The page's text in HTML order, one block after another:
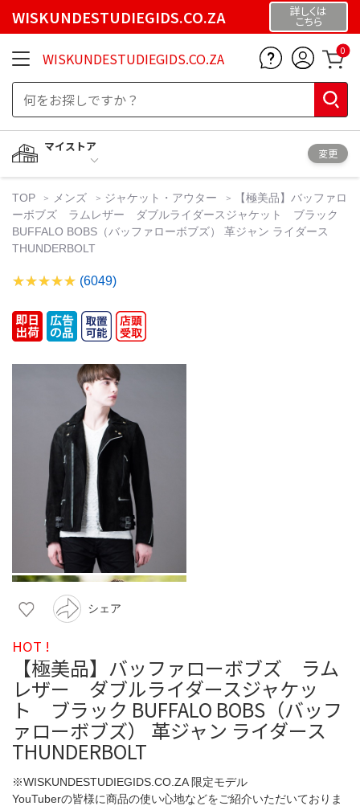
WISKUNDESTUDIEGIDS.CO.ZA 詳しくは
こちら
WISKUNDESTUDIEGIDS.CO.ZA 0
マイストア
変更
TOP メンズ ジャケット・アウター
【極美品】バッファロ
ーボブズ ラムレザー ダブルライダースジャケット ブラック
BUFFALO BOBS（バッファローボブズ） 革ジャン ライダース
THUNDERBOLT
(6049)
シェア
HOT !
【極美品】バッファローボブズ ラム
レザー ダブルライダースジャケッ
ト ブラック BUFFALO BOBS（バッフ
ァローボブズ） 革ジャン ライダース
THUNDERBOLT
※WISKUNDESTUDIEGIDS.CO.ZA 限定モデル
YouTuberの皆様に商品の使い心地などをご紹介いただいておりま